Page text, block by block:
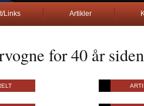
Links Artikler
for 40 år siden